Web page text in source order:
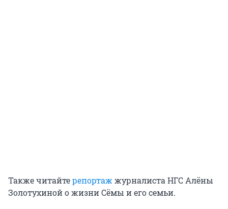
Также читайтерепортаж журналиста НГС Алёны
Золотухиной о жизни Сёмы и его семьи.